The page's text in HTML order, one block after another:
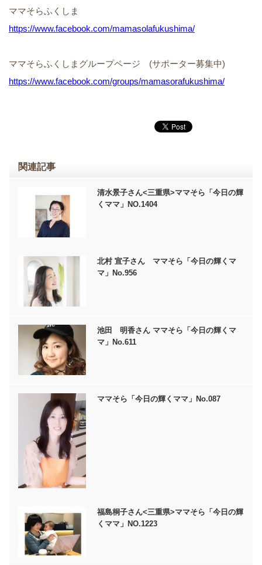
ママそらふくしま
https://www.facebook.com/mamasolafukushima/
ママそらふくしまグループページ (サポーター募集中)
https://www.facebook.com/groups/mamasorafukushima/
関連記事
清水景子さん<三重県>ママそら「今日の輝
くママ」NO.1404
北村 宣子さん ママそら「今日の輝くマ
マ」No.956
池田 明香さん ママそら「今日の輝くマ
マ」No.611
ママそら「今日の輝くママ」No.087
福島桐子さん<三重県>ママそら「今日の輝
くママ」NO.1223